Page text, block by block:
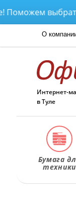
выбрать и
О
Интернет-
в Туле
Бумага
техники